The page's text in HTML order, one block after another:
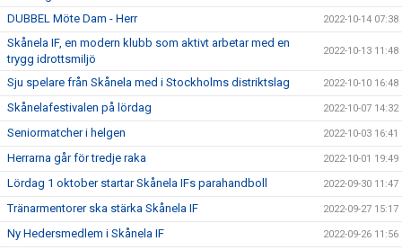
DUBBEL Möte Dam - Herr 2022-10-14 07:38
Skånela IF, en modern klubb som aktivt arbetar med en
trygg idrottsmiljö
2022-10-13 11:48
Sju spelare från Skånela med i Stockholms distriktslag 2022-10-10 16:48
Skånelafestivalen på lördag 2022-10-07 14:32
Seniormatcher i helgen 2022-10-03 16:41
Herrarna går för tredje raka 2022-10-01 19:49
Lördag 1 oktober startar Skånela IFs parahandboll 2022-09-30 11:47
Tränarmentorer ska stärka Skånela IF 2022-09-27 15:17
Ny Hedersmedlem i Skånela IF 2022-09-26 11:56